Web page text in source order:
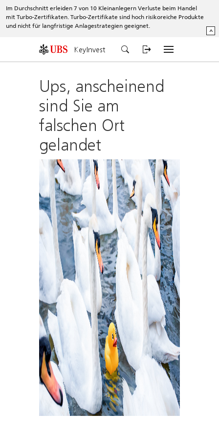
Im Durchschnitt erleiden 7 von 10 Kleinanlegern Verluste beim Handel
mit Turbo-Zertifikaten. Turbo-Zertifikate sind hoch risikoreiche Produkte
und nicht für langfristige Anlagestrategien geeignet.
^
KeyInvest
Ups, anscheinend
sind Sie am
falschen Ort
gelandet